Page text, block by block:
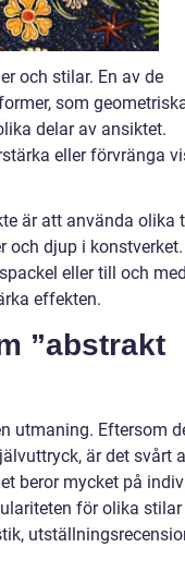
och stilar. En av de
som
delar av ansiktet.
eller förvränga
är att använda olika
djup i
eller till och
effekten.
”abstrakt
utmaning. Eftersom
är det svårt
beror mycket på
för olika